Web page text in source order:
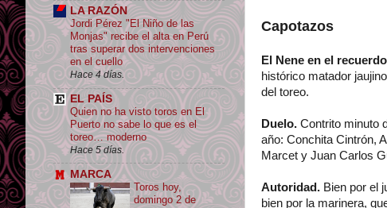
Capotazos
El Nene en el recuerdo
histórico matador
del toreo.
Duelo. Contrito minuto
año: Conchita Cintrón,
Marcet y Juan Carlos
Autoridad. Bien por el
bien por la marinera,
LA RAZÓN
Jordi Pérez "El Niño de las
Monjas" recibe el alta en Perú
tras superar dos intervenciones
en el cuello
Hace 4 días.
EL PAÍS
Quien no ha visto toros en El
Puerto no sabe lo que es el
toreo… moderno
Hace 5 días.
MARCA
Toros hoy,
domingo 2 de